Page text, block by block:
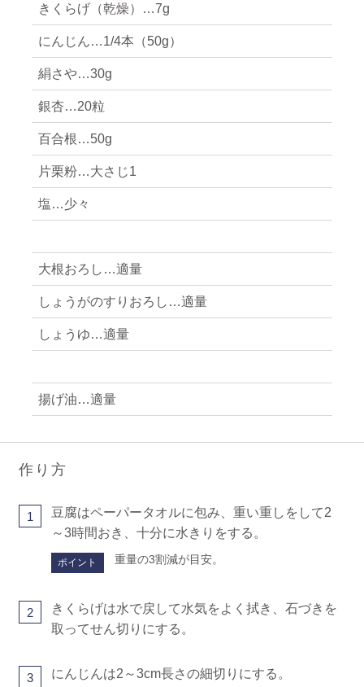
きくらげ（乾燥）…7g
にんじん…1/4本（50g）
絹さや…30g
銀杏…20粒
百合根…50g
片栗粉…大さじ1
塩…少々
大根おろし…適量
しょうがのすりおろし…適量
しょうゆ…適量
揚げ油…適量
作り方
1
豆腐はペーパータオルに包み、重い重しをして2
～3時間おき、十分に水きりをする。
ポイント 重量の3割減が目安。
2
きくらげは水で戻して水気をよく拭き、石づきを
取ってせん切りにする。
3 にんじんは2～3cm長さの細切りにする。